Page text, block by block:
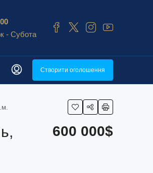
- Субота
Створити оголошення
600 000$